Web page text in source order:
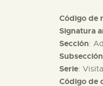
Código de
Signatura
Sección:
Subsección
Serie:
Código de